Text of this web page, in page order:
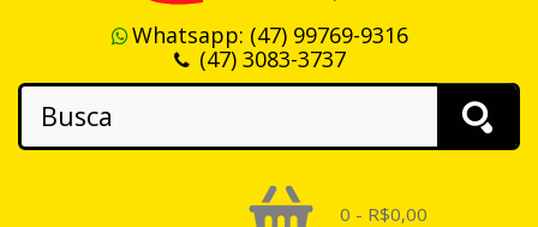
Whatsapp: (47) 99769-9316
(47) 3083-3737
0 - R$0,00